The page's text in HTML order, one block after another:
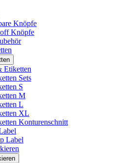
Knöpfe
Knöpfe
Etiketten
Sets
S
M
L
XL
Konturenschnitt
Label